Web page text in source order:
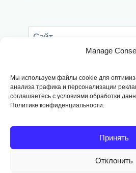
Manage
Мы используем файлы cookie для
анализа трафика и персонализации
соглашаетесь с условиями обработки
Политике конфиденциальности.
Принять
Отклонить
Сайт
этом браузере для
комментариев.